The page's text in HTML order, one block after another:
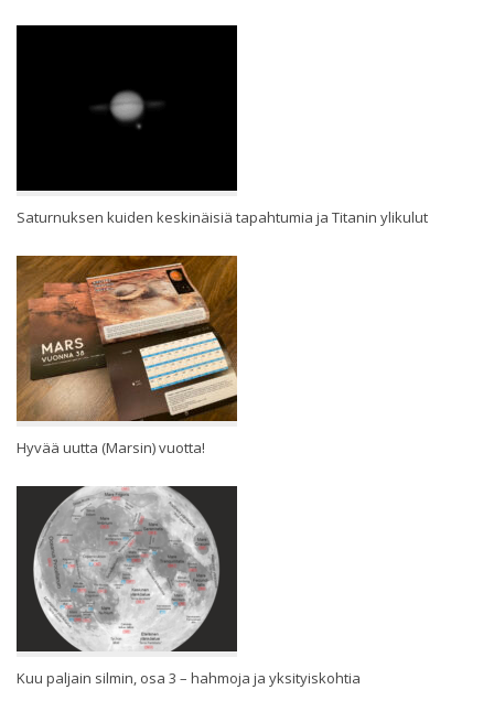
Saturnuksen kuiden keskinäisiä tapahtumia ja Titanin ylikulut
Hyvää uutta (Marsin) vuotta!
Kuu paljain silmin, osa 3 – hahmoja ja yksityiskohtia